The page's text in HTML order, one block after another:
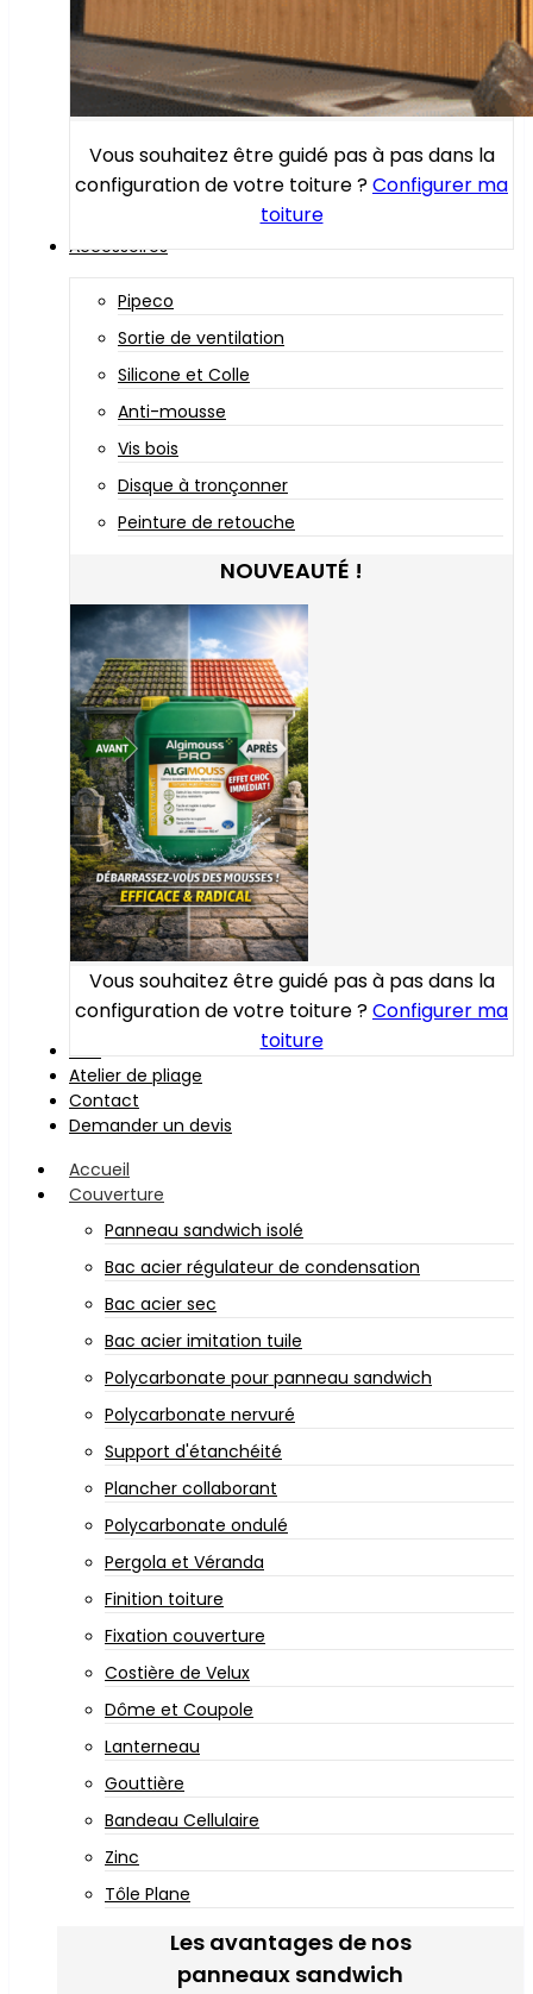
Vous souhaitez être guidé pas à pas dans la
configuration de votre toiture ?Configurer ma
toiture
Accessoires
Pipeco
Sortie de ventilation
Silicone et Colle
Anti-mousse
Vis bois
Disque à tronçonner
Peinture de retouche
NOUVEAUTÉ !
Vous souhaitez être guidé pas à pas dans la
configuration de votre toiture ?Configurer ma
toiture
Atelier de pliage
Contact
Demander un devis
Accueil
Couverture
Panneau sandwich isolé
Bac acier régulateur de condensation
Bac acier sec
Bac acier imitation tuile
Polycarbonate pour panneau sandwich
Polycarbonate nervuré
Support d'étanchéité
Plancher collaborant
Polycarbonate ondulé
Pergola et Véranda
Finition toiture
Fixation couverture
Costière de Velux
Dôme et Coupole
Lanterneau
Gouttière
Bandeau Cellulaire
Zinc
Tôle Plane
Les avantages de nos
panneaux sandwich